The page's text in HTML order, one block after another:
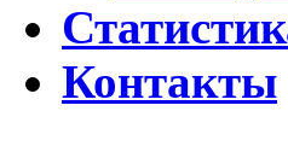
Контакты